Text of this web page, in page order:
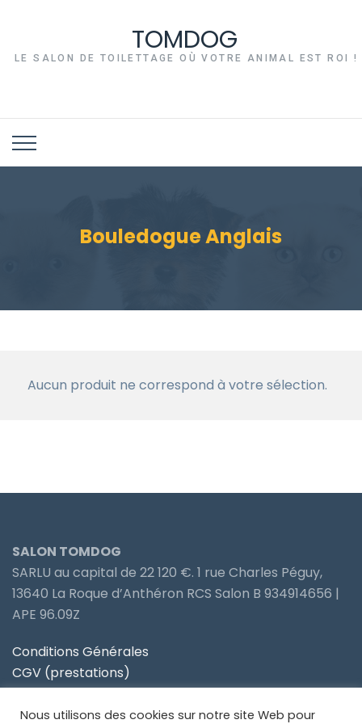
TOMDOG
LE SALON DE TOILETTAGE OÙ VOTRE ANIMAL EST ROI !
Bouledogue Anglais
Aucun produit ne correspond à votre sélection.
SALON TOMDOG
SARLU au capital de 22 120 €. 1 rue Charles Péguy,
13640 La Roque d’Anthéron RCS Salon B 934914656 |
APE 96.09Z
Conditions Générales
CGV (prestations)
Politique de confidentialité
Nous utilisons des cookies sur notre site Web pour